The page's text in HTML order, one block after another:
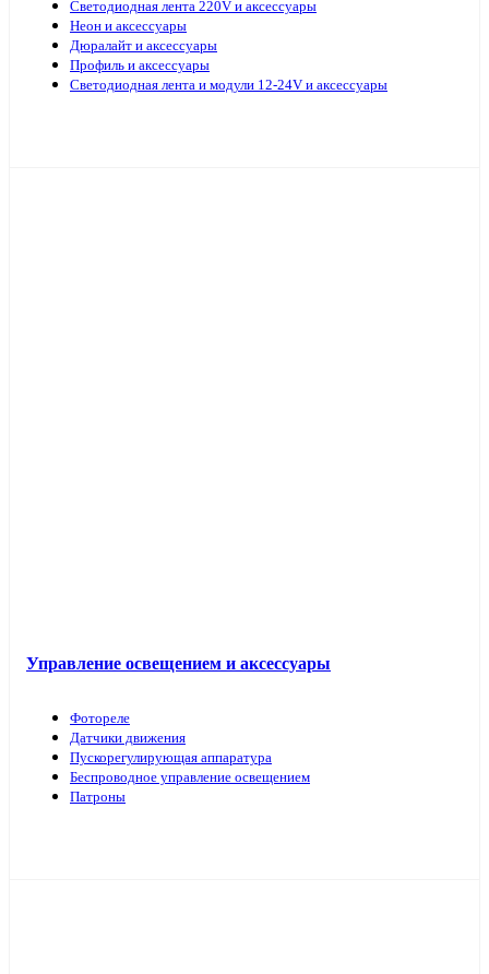
Светодиодная лента 220V и аксессуары
Неон и аксессуары
Дюралайт и аксессуары
Профиль и аксессуары
Светодиодная лента и модули 12-24V и аксессуары
Управление освещением и аксессуары
Фотореле
Датчики движения
Пускорегулирующая аппаратура
Беспроводное управление освещением
Патроны